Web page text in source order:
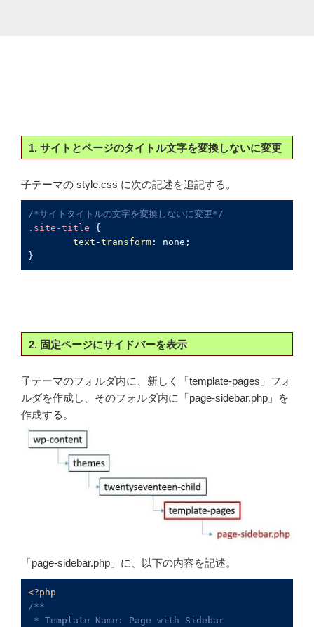
1. サイトとページのタイトル文字を変換しないに変更
子テーマの style.css に次の記述を追記する。
/*サイトタイトルの文字を変換しないに変更*/
.site-title {
text-transform : none;
}
2. 固定ページにサイドバーを表示
子テーマのフォルダ内に、新しく「template-pages」フォ
ルダを作成し、そのフォルダ内に「page-sidebar.php」を
作成する。
「page-sidebar.php」に、以下の内容を記述。
<?php
/**
* Template Name: Page with Sidebar